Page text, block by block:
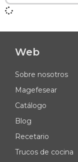
Web
Sobre nosotros
Magefesear
Catálogo
Blog
Recetario
Trucos de cocina